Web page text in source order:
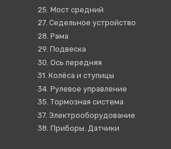
25. Мост средний
27. Седельное устройство
28. Рама
29. Подвеска
30. Ось передняя
31. Колёса и ступицы
34. Рулевое управление
35. Тормозная система
37. Электрооборудование
38. Приборы. Датчики